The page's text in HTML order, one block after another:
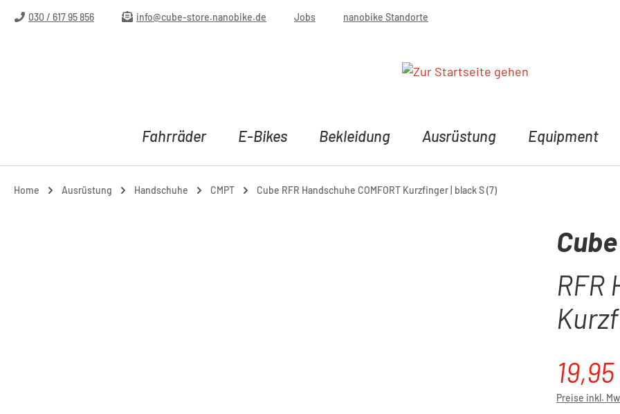
Hauptinhalt springen
Zur Suche springen
Zur Hauptnavigation springen
030 / 617 95 856 info@cube-store.nanobike.de Jobs nanobike Standorte
Fahrräder E-Bikes Bekleidung Ausrüstung Equipment
Home Ausrüstung Handschuhe CMPT Cube RFR Handschuhe COMFORT Kurzfinger | black S (7)
Cube
RFR
Regulärer
Preise inkl.